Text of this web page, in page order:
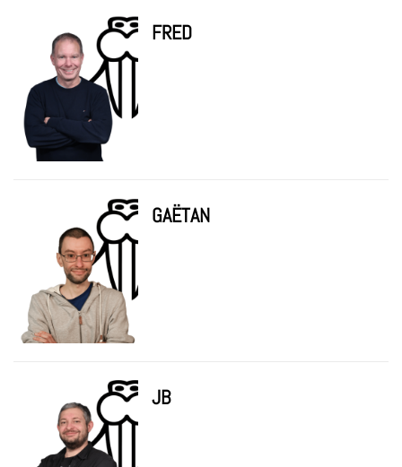
FRED
GAËTAN
JB